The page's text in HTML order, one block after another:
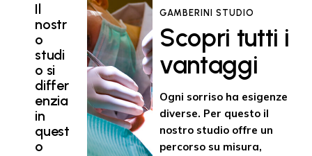
Il
nostr
o
studi
o si
differ
enzia
in
quest
o
GAMBERINI STUDIO
Scopri tutti i
vantaggi
Ogni sorriso ha esigenze
diverse. Per questo il
nostro studio offre un
percorso su misura,